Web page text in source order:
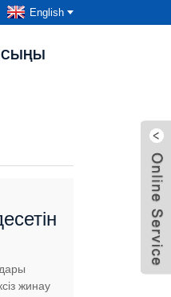
English
жинау